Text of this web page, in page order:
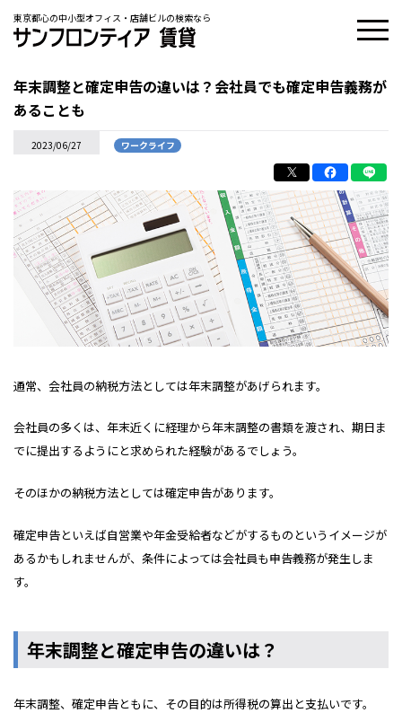
東京都心の中小型オフィス・店舗ビルの検索なら
年末調整と確定申告の違いは？会社員でも確定申告義務が
あることも
2023/06/27 ワークライフ
通常、会社員の納税方法としては年末調整があげられます。
会社員の多くは、年末近くに経理から年末調整の書類を渡され、期日ま
でに提出するようにと求められた経験があるでしょう。
そのほかの納税方法としては確定申告があります。
確定申告といえば自営業や年金受給者などがするものというイメージが
あるかもしれませんが、条件によっては会社員も申告義務が発生しま
す。
年末調整と確定申告の違いは？
年末調整、確定申告ともに、その目的は所得税の算出と支払いです。